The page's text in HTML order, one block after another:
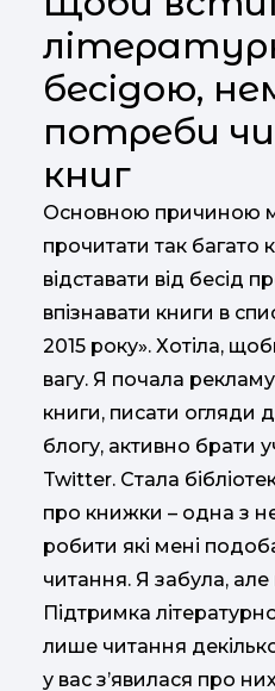
бесідою,
потреби
книг
Основною причиною
прочитати так багато
відставати від бесід
впізнавати книги в
2015 року». Хотіла,
вагу. Я почала
книги, писати огляди
блогу, активно брати
Twitter. Стала
про книжки – одна з
робити які мені
читання. Я забула, але
Підтримка
лише читання
у вас з’явилася про